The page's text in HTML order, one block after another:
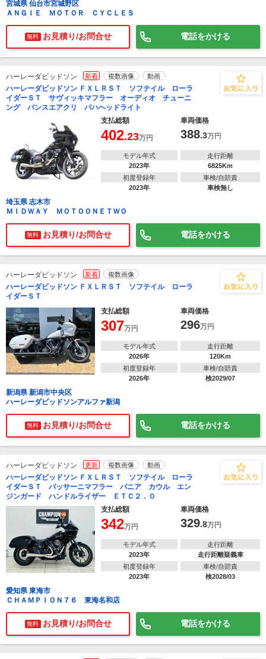
宮城県 仙台市宮城野区
ＡＮＧＩＥ ＭＯＴＯＲ ＣＹＣＬＥＳ
無料 お見積り/お問合せ 電話をかける
ハーレーダビッドソン 新着 複数画像 動画
ハーレーダビッドソン ＦＸＬＲＳＴ ソフテイル ローラ
イダーＳＴ サヴィッキマフラー オーディオ チューニ
ング バンスエアクリ バハヘッドライト
支払総額
車両価格
402.23万円 388.3万円
モデル年式
2023年
走行距離
6825Km
初度登録年
2023年
車検/自賠責
車検無し
埼玉県 志木市
ＭＩＤＷＡＹ ＭＯＴＯＯＮＥＴＷＯ
無料 お見積り/お問合せ 電話をかける
ハーレーダビッドソン 新着 複数画像
ハーレーダビッドソン ＦＸＬＲＳＴ ソフテイル ローラ
イダーＳＴ
支払総額
車両価格
307万円 296万円
モデル年式
2026年
走行距離
120Km
初度登録年
2026年
車検/自賠責
検2029/07
新潟県 新潟市中央区
ハーレーダビッドソンアルファ新潟
無料 お見積り/お問合せ 電話をかける
ハーレーダビッドソン 更新 複数画像 動画
ハーレーダビッドソン ＦＸＬＲＳＴ ソフテイル ローラ
イダーＳＴ バッサーニマフラー パニア カウル エン
ジンガード ハンドルライザー ＥＴＣ２．０
支払総額
車両価格
342万円 329.8万円
モデル年式
2023年
走行距離
走行距離疑義車
初度登録年
2023年
車検/自賠責
検2028/03
愛知県 東海市
ＣＨＡＭＰＩＯＮ７６ 東海名和店
無料 お見積り/お問合せ 電話をかける